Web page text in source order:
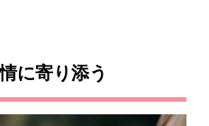
に寄り添う